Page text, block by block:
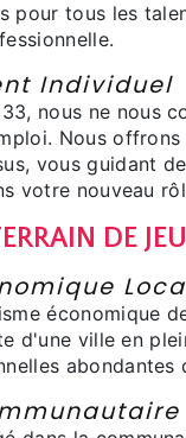
pour tous les
Individuel
33, nous ne nous
Nous
vous guidant
votre nouveau
DE
économique
d'une ville en
abondantes